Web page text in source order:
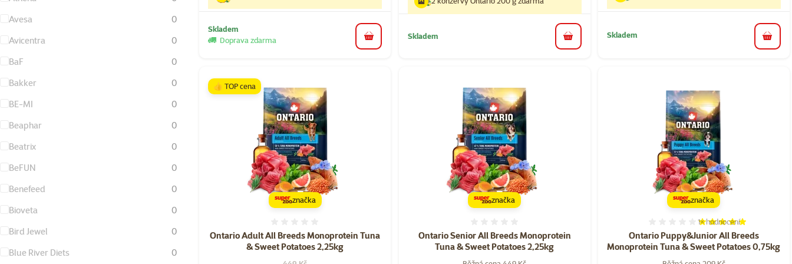
Avesa
0
Avicentra
0
BaF
0
Bakker
0
BE-MI
0
Beaphar
0
Beatrix
0
BeFUN
0
Benefeed
0
Bioveta
0
Bird Jewel
0
Blue River Diets
0
Skladem
Doprava zdarma
do košíku Skladem do košíku
Skladem
do
Ontario Adult All Breeds Monoprotein Tuna
& Sweet Potatoes 2,25kg
👍 TOP cena
značka
Ontario Senior All Breeds Monoprotein
Tuna & Sweet Potatoes 2,25kg
značka
Ontario Puppy&Junior All Breeds
Monoprotein Tuna & Sweet Potatoes 0,75kg
Hodnocení 100%, počet
1×hodnocení
značka